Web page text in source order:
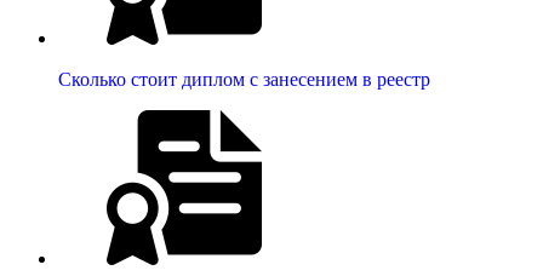
Сколько стоит диплом с занесением в реестр